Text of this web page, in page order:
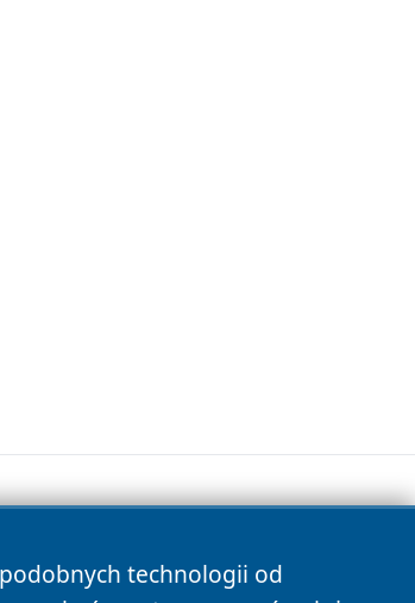
technologii od